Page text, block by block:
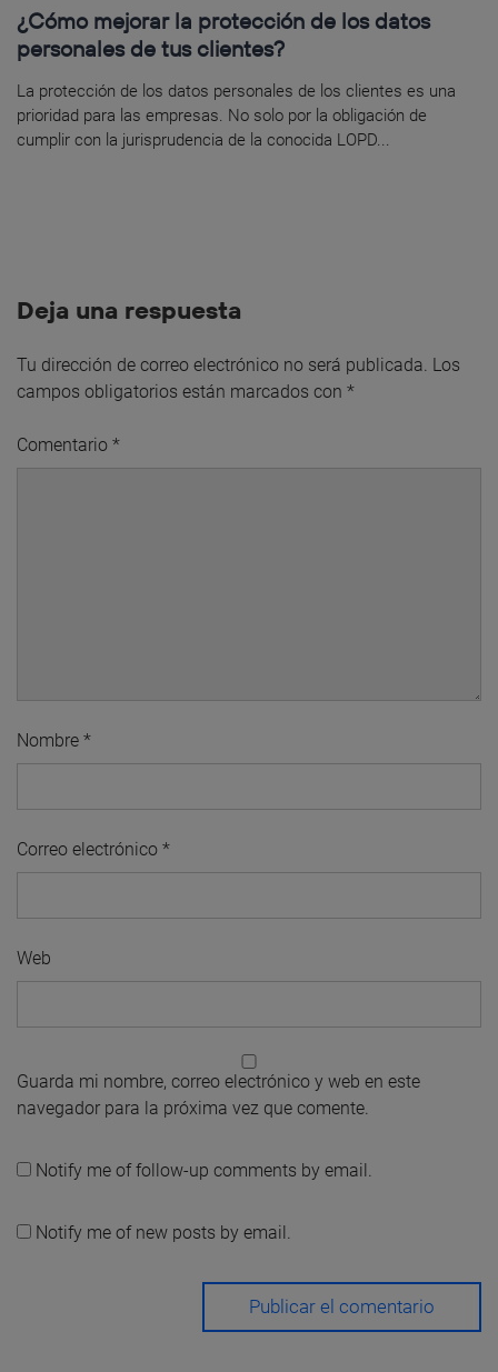
¿Cómo mejorar la protección de los datos
personales de tus clientes?
La protección de los datos personales de los clientes es una
prioridad para las empresas. No solo por la obligación de
cumplir con la jurisprudencia de la conocida LOPD...
Deja una respuesta
Tu dirección de correo electrónico no será publicada. Los
campos obligatorios están marcados con *
Comentario *
Nombre *
Correo electrónico *
Web
Guarda mi nombre, correo electrónico y web en este
navegador para la próxima vez que comente.
Notify me of follow-up comments by email.
Notify me of new posts by email.